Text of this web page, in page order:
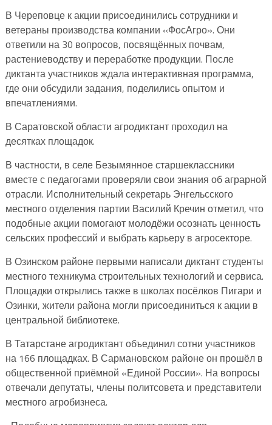
В Череповце к акции присоединились сотрудники и
ветераны производства компании «ФосАгро». Они
ответили на 30 вопросов, посвящённых почвам,
растениеводству и переработке продукции. После
диктанта участников ждала интерактивная программа,
где они обсудили задания, поделились опытом и
впечатлениями.
В Саратовской области агродиктант проходил на
десятках площадок.
В частности, в селе Безымянное старшеклассники
вместе с педагогами проверяли свои знания об аграрной
отрасли. Исполнительный секретарь Энгельсского
местного отделения партии Василий Кречин отметил, что
подобные акции помогают молодёжи осознать ценность
сельских профессий и выбрать карьеру в агросекторе.
В Озинском районе первыми написали диктант студенты
местного техникума строительных технологий и сервиса.
Площадки открылись также в школах посёлков Пигари и
Озинки, жители района могли присоединиться к акции в
центральной библиотеке.
В Татарстане агродиктант объединил сотни участников
на 166 площадках. В Сармановском районе он прошёл в
общественной приёмной «Единой России». На вопросы
отвечали депутаты, члены политсовета и представители
местного агробизнеса.